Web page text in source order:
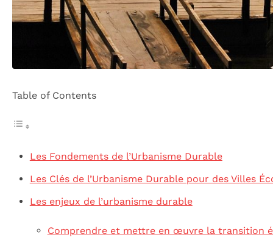
Table of Contents
Les Fondements de l’Urbanisme Durable
Les Clés de l’Urbanisme Durable pour des Villes
Les enjeux de l’urbanisme durable
Comprendre et mettre en œuvre la transition